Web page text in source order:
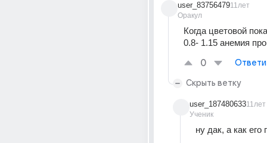
user_83756479
Оракул
11лет
Когда цветовой
0.8- 1.15 анемия
0
Скрыть ветку
user_187480633
Ученик
11лет
ну дак, а как его